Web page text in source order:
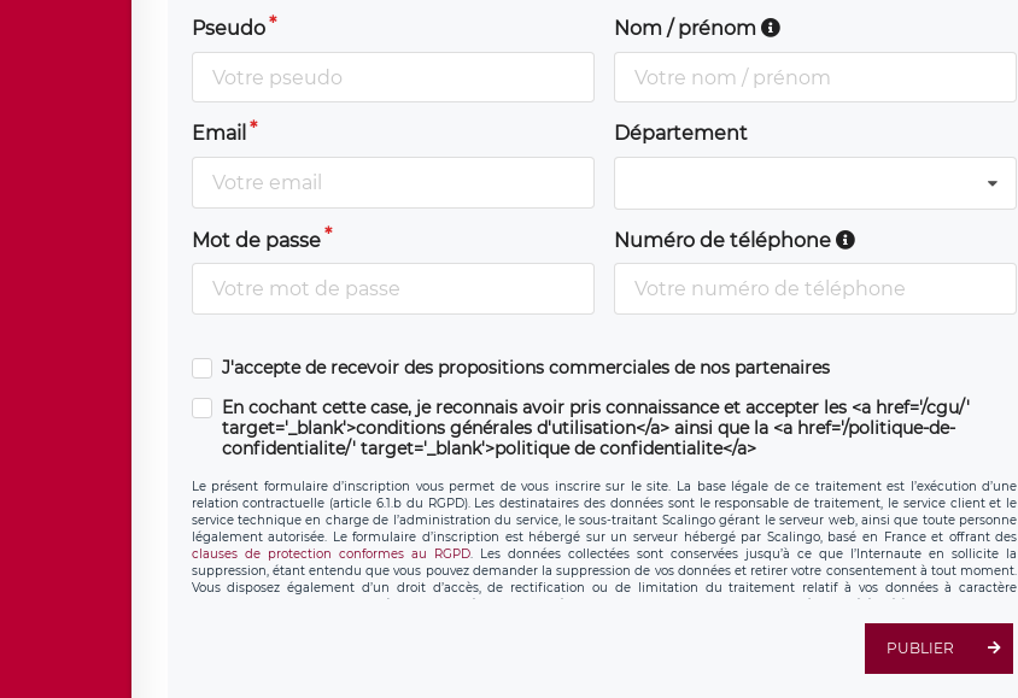
Pseudo Nom / prénom
Email Département
Mot de passe Numéro de téléphone
J'accepte de recevoir des propositions commerciales de nos partenaires
En cochant cette case, je reconnais avoir pris connaissance et accepter les <a href='/cgu/'
target='_blank'>conditions générales d'utilisation</a> ainsi que la <a href='/politique-de-
confidentialite/' target='_blank'>politique de confidentialite</a>
Le présent formulaire d’inscription vous permet de vous inscrire sur le site. La base légale de ce traitement est l’exécution d’une
relation contractuelle (article 6.1.b du RGPD). Les destinataires des données sont le responsable de traitement, le service client et le
service technique en charge de l’administration du service, le sous-traitant Scalingo gérant le serveur web, ainsi que toute personne
légalement autorisée. Le formulaire d’inscription est hébergé sur un serveur hébergé par Scalingo, basé en France et offrant des
clauses de protection conformes au RGPD. Les données collectées sont conservées jusqu’à ce que l’Internaute en sollicite la
suppression, étant entendu que vous pouvez demander la suppression de vos données et retirer votre consentement à tout moment.
Vous disposez également d’un droit d’accès, de rectification ou de limitation du traitement relatif à vos données à caractère
personnel, ainsi que d’un droit à la portabilité de vos données. Vous pouvez exercer ces droits auprès du délégué à la protection des
données de LÉGAVOX qui exerce au siège social de LÉGAVOX et est joignable à l’adresse mail suivante :
donneespersonnelles@legavox.fr. Le responsable de traitement est la société LÉGAVOX, sis 9 rue Léopold Sédar Senghor, joignable à
l’adresse mail : responsabledetraitement@legavox.fr. Vous avez également le droit d’introduire une réclamation auprès d’une autorité
PUBLIER